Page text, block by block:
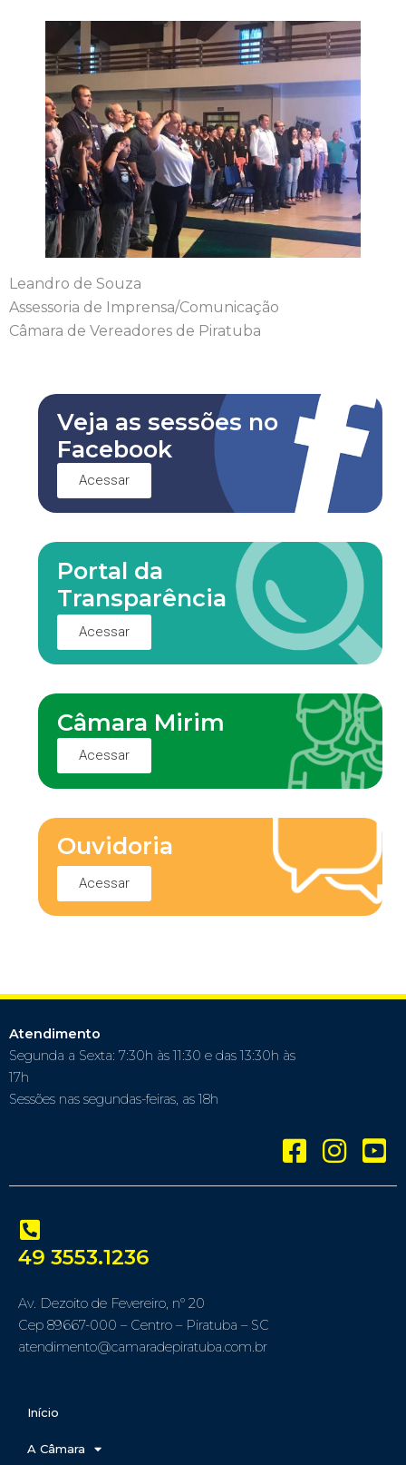
Leandro de Souza
Assessoria de Imprensa/Comunicação
Câmara de Vereadores de Piratuba
Veja as sessões no
Facebook
Acessar
Portal da
Transparência
Acessar
Câmara Mirim
Acessar
Ouvidoria
Acessar
Atendimento
Segunda a Sexta: 7:30h às 11:30 e das 13:30h às
17h
Sessões nas segundas-feiras, as 18h
49 3553.1236
Av. Dezoito de Fevereiro, nº 20
Cep 89667-000 – Centro – Piratuba – SC
atendimento@camaradepiratuba.com.br
Início
A Câmara